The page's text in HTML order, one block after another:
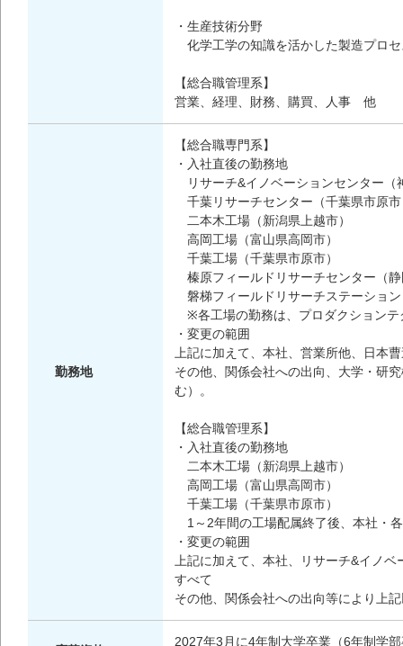
・生産技術分野
化学工学の知識を活かした製造プロ
【総合職管理系】
営業、経理、財務、購買、人事 他
勤務地
【総合職専門系】
・入社直後の勤務地
リサーチ&イノベーションセンター（
千葉リサーチセンター（千葉県市原
二本木工場（新潟県上越市）
高岡工場（富山県高岡市）
千葉工場（千葉県市原市）
榛原フィールドリサーチセンター（
磐梯フィールドリサーチステーショ
※各工場の勤務は、プロダクションテ
・変更の範囲
上記に加えて、本社、営業所他、日本
その他、関係会社への出向、大学・研
む）。
【総合職管理系】
・入社直後の勤務地
二本木工場（新潟県上越市）
高岡工場（富山県高岡市）
千葉工場（千葉県市原市）
1～2年間の工場配属終了後、本社・
・変更の範囲
上記に加えて、本社、リサーチ&イノ
すべて
その他、関係会社への出向等により上
2027年3月に4年制大学卒業（6年制学